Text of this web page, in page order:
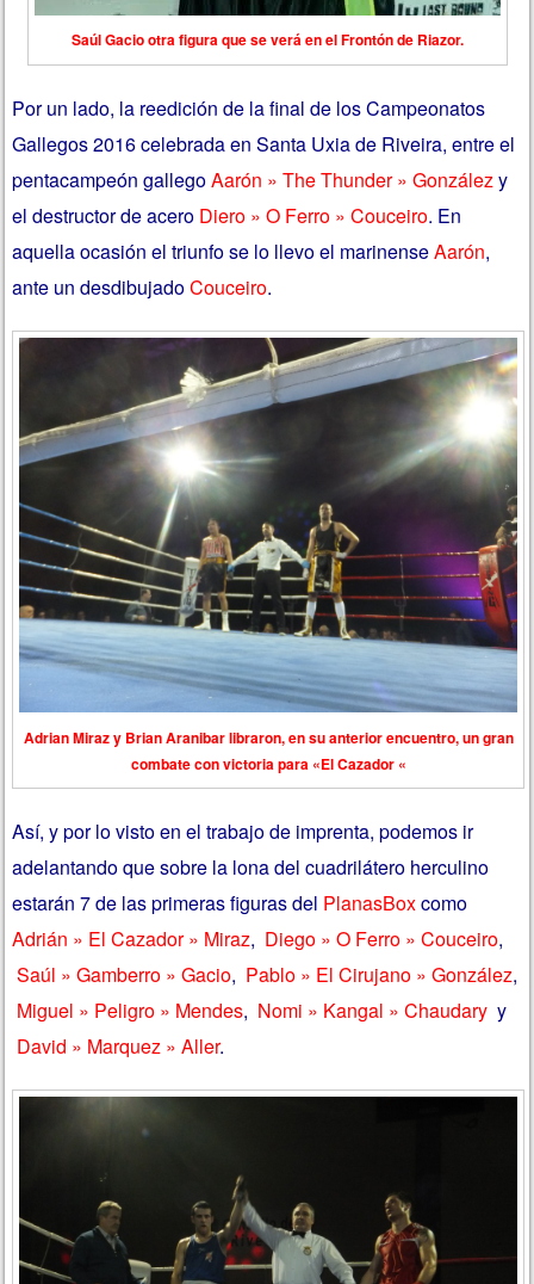
Saúl Gacio otra figura que se verá en el Frontón de Riazor.
Por un lado, la reedición de la final de los Campeonatos
Gallegos 2016 celebrada en Santa Uxia de Riveira, entre el
pentacampeón gallegoAarón » The Thunder » Gonzálezy
el destructor de acero Diero » O Ferro » Couceiro. En
aquella ocasión el triunfo se lo llevo el marinenseAarón,
ante un desdibujadoCouceiro.
Adrian Miraz y Brian Aranibar libraron, en su anterior encuentro, un gran
combate con victoria para «El Cazador «
Así, y por lo visto en el trabajo de imprenta, podemos ir
adelantando que sobre la lona del cuadrilátero herculino
estarán 7 de las primeras figuras del PlanasBoxcomo
Adrián » El Cazador » Miraz, Diego » O Ferro » Couceiro,
Saúl » Gamberro » Gacio, Pablo » El Cirujano » González,
Miguel » Peligro » Mendes, Nomi » Kangal » Chaudary y
David » Marquez » Aller.